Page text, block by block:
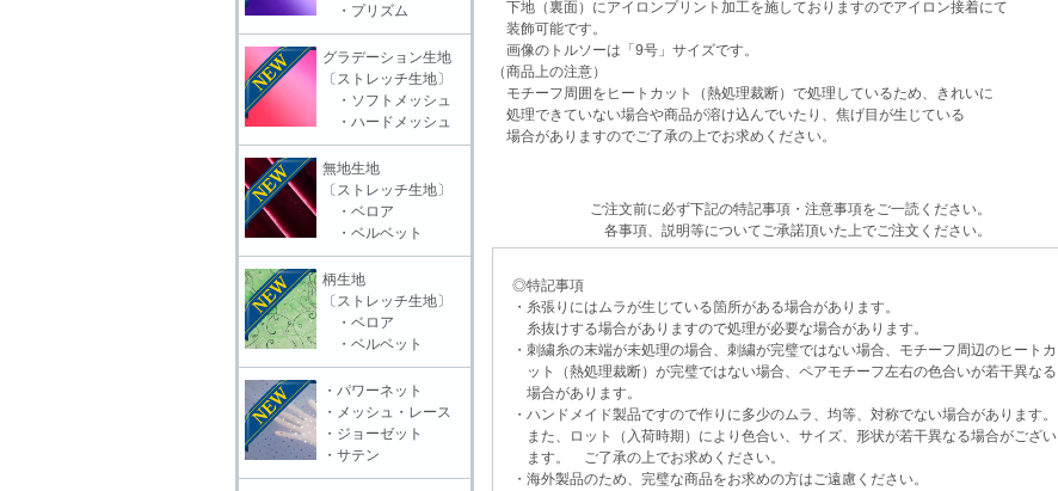
下地（裏面）にアイロンプリント加工を施しておりますのでアイロン接着にて
装飾可能です。
画像のトルソーは「9号」サイズです。
（商品上の注意）
モチーフ周囲をヒートカット（熱処理裁断）で処理しているため、きれいに
処理できていない場合や商品が溶け込んでいたり、焦げ目が生じている
場合がありますのでご了承の上でお求めください。
ご注文前に必ず下記の特記事項・注意事項をご一読ください。
各事項、説明等についてご承諾頂いた上でご注文ください。
◎特記事項
・糸張りにはムラが生じている箇所がある場合があります。
糸抜けする場合がありますので処理が必要な場合があります。
・刺繍糸の末端が未処理の場合、刺繍が完璧ではない場合、モチーフ周辺のヒートカ
ット（熱処理裁断）が完璧ではない場合、ペアモチーフ左右の色合いが若干異なる
場合があります。
・ハンドメイド製品ですので作りに多少のムラ、均等、対称でない場合があります。
また、ロット（入荷時期）により色合い、サイズ、形状が若干異なる場合がござい
ます。 ご了承の上でお求めください。
・海外製品のため、完璧な商品をお求めの方はご遠慮ください。
・プリズム
グラデーション生地
〔ストレッチ生地〕
・ソフトメッシュ
・ハードメッシュ
無地生地
〔ストレッチ生地〕
・ベロア
・ベルベット
柄生地
〔ストレッチ生地〕
・ベロア
・ベルベット
・パワーネット
・メッシュ・レース
・ジョーゼット
・サテン